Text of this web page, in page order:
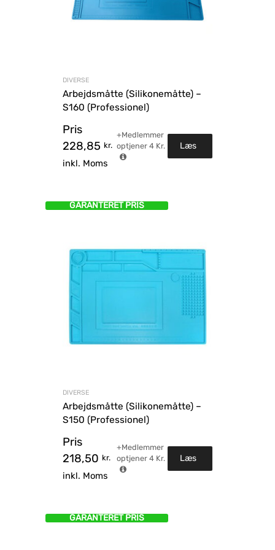
DIVERSE
Arbejdsmåtte (Silikonemåtte) –
S160 (Professionel)
Pris
228,85 kr.
inkl. Moms
+Medlemmer
optjener4 Kr. Læs
GARANTERET PRIS
DIVERSE
Arbejdsmåtte (Silikonemåtte) –
S150 (Professionel)
Pris
218,50 kr.
inkl. Moms
+Medlemmer
optjener 4Kr. Læs
GARANTERET PRIS